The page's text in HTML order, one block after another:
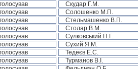
Скудар Г.М.
Солошенко М.П.
Стельмашенко В.П.
Столар В.М.
Сулковський П.Г.
Сухий Я.М.
Тедеєв Е.С.
Турманов В.І.